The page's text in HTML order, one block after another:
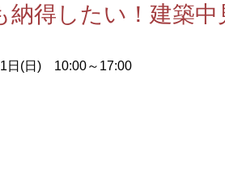
納得したい！建築中
日(日) 10:00～17:00